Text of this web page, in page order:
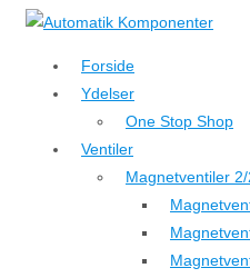
↓
hovedindhold
Forside
Ydelser
One Stop Shop
Ventiler
Magnetventiler